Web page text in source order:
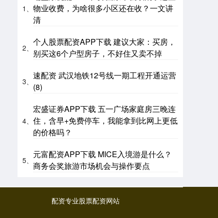
1、 物业收费，为啥很多小区还在收？一文讲
清
2、
个人股票配资APP下载 建议大家：买房，
别买这6个户型房子，不好住又卖不掉
3、
速配资 武汉地铁12号线一期工程开通运营
(8)
4、
宏盛证券APP下载 五一广场家庭房三晚连
住，含早+免费停车，我能拿到比网上更低
的价格吗？
5、
元富配资APP下载 MICE入境游是什么？
商务会奖旅游市场机会与操作要点
配资专业股票配资网站